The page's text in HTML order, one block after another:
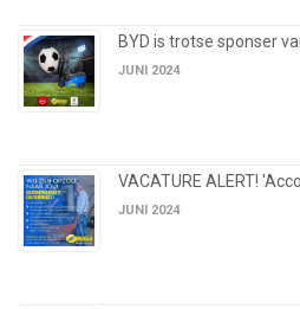
BYD is trotse sponser
JUNI 2024
VACATURE ALERT!
JUNI 2024